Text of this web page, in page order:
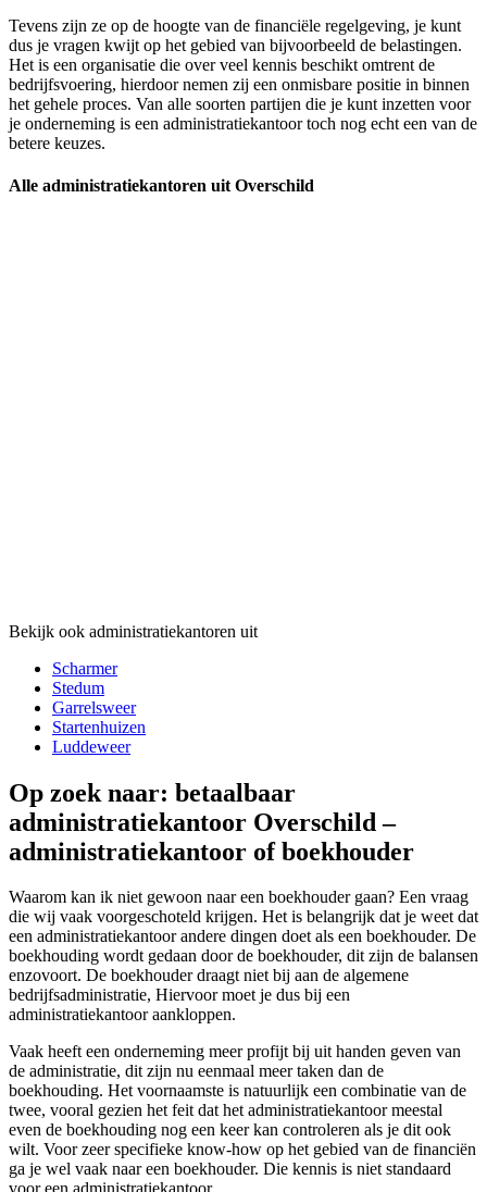
Tevens zijn ze op de hoogte van de financiële regelgeving, je kunt
dus je vragen kwijt op het gebied van bijvoorbeeld de belastingen.
Het is een organisatie die over veel kennis beschikt omtrent de
bedrijfsvoering, hierdoor nemen zij een onmisbare positie in binnen
het gehele proces. Van alle soorten partijen die je kunt inzetten voor
je onderneming is een administratiekantoor toch nog echt een van de
betere keuzes.
Alle administratiekantoren uit Overschild
Bekijk ook administratiekantoren uit
Scharmer
Stedum
Garrelsweer
Startenhuizen
Luddeweer
Op zoek naar: betaalbaar
administratiekantoor Overschild –
administratiekantoor of boekhouder
Waarom kan ik niet gewoon naar een boekhouder gaan? Een vraag
die wij vaak voorgeschoteld krijgen. Het is belangrijk dat je weet dat
een administratiekantoor andere dingen doet als een boekhouder. De
boekhouding wordt gedaan door de boekhouder, dit zijn de balansen
enzovoort. De boekhouder draagt niet bij aan de algemene
bedrijfsadministratie, Hiervoor moet je dus bij een
administratiekantoor aankloppen.
Vaak heeft een onderneming meer profijt bij uit handen geven van
de administratie, dit zijn nu eenmaal meer taken dan de
boekhouding. Het voornaamste is natuurlijk een combinatie van de
twee, vooral gezien het feit dat het administratiekantoor meestal
even de boekhouding nog een keer kan controleren als je dit ook
wilt. Voor zeer specifieke know-how op het gebied van de financiën
ga je wel vaak naar een boekhouder. Die kennis is niet standaard